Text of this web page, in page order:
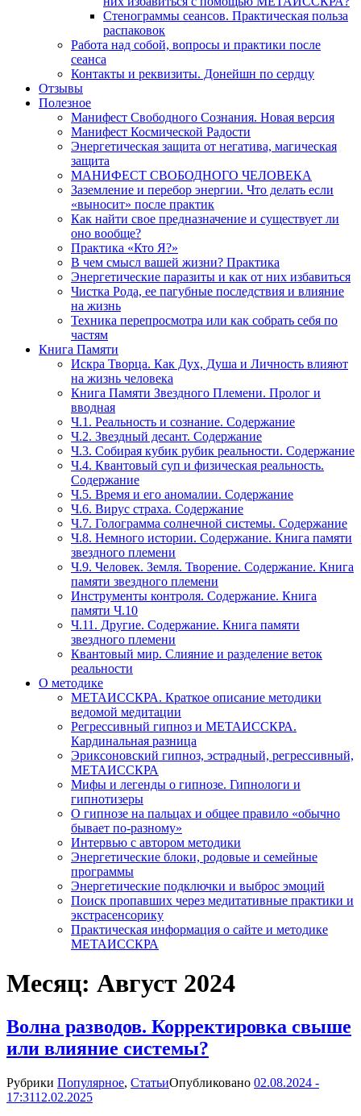
Стенограммы сеансов. Практическая польза
распаковок
Работа над собой, вопросы и практики после
сеанса
Контакты и реквизиты. Донейшн по сердцу
Отзывы
Полезное
Манифест Свободного Сознания. Новая версия
Манифест Космической Радости
Энергетическая защита от негатива, магическая
защита
МАНИФЕСТ СВОБОДНОГО ЧЕЛОВЕКА
Заземление и перебор энергии. Что делать если
«выносит» после практик
Как найти свое предназначение и существует ли
оно вообще?
Практика «Кто Я?»
В чем смысл вашей жизни? Практика
Энергетические паразиты и как от них избавиться
Чистка Рода, ее пагубные последствия и влияние
на жизнь
Техника перепросмотра или как собрать себя по
частям
Книга Памяти
Искра Творца. Как Дух, Душа и Личность влияют
на жизнь человека
Книга Памяти Звездного Племени. Пролог и
вводная
Ч.1. Реальность и сознание. Содержание
Ч.2. Звездный десант. Содержание
Ч.3. Собирая кубик рубик реальности. Содержание
Ч.4. Квантовый суп и физическая реальность.
Содержание
Ч.5. Время и его аномалии. Содержание
Ч.6. Вирус страха. Содержание
Ч.7. Голограмма солнечной системы. Содержание
Ч.8. Немного истории. Содержание. Книга памяти
звездного племени
Ч.9. Человек. Земля. Творение. Содержание. Книга
памяти звездного племени
Инструменты контроля. Содержание. Книга
памяти Ч.10
Ч.11. Другие. Содержание. Книга памяти
звездного племени
Квантовый мир. Слияние и разделение веток
реальности
О методике
МЕТАИССКРА. Краткое описание методики
ведомой медитации
Регрессивный гипноз и МЕТАИССКРА.
Кардинальная разница
Эриксоновский гипноз, эстрадный, регрессивный,
МЕТАИССКРА
Мифы и легенды о гипнозе. Гипнологи и
гипнотизеры
О гипнозе на пальцах и общее правило «обычно
бывает по-разному»
Интервью с автором методики
Энергетические блоки, родовые и семейные
программы
Энергетические подключки и выброс эмоций
Поиск пропавших через медитативные практики и
экстрасенсорику
Практическая информация о сайте и методике
МЕТАИССКРА
Месяц: Август 2024
Волна разводов. Корректировка свыше
или влияние системы?
Рубрики Популярное, СтатьиОпубликовано 02.08.2024 -
17:3112.02.2025